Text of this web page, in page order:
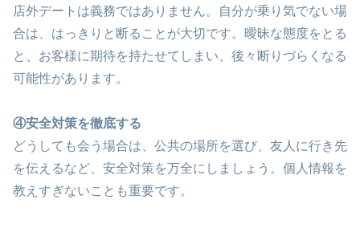
店外デートは義務ではありません。自分が乗り気でない場
合は、はっきりと断ることが大切です。曖昧な態度をとる
と、お客様に期待を持たせてしまい、後々断りづらくなる
可能性があります。
④安全対策を徹底する
どうしても会う場合は、公共の場所を選び、友人に行き先
を伝えるなど、安全対策を万全にしましょう。個人情報を
教えすぎないことも重要です。